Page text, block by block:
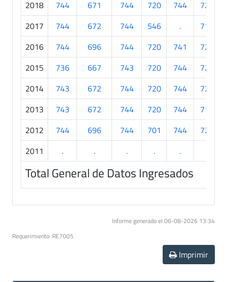
2018
744 671 744 720 744 720
2017
744 672 744 546 . 716
2016
744 696 744 720 741 720
2015
736 667 743 720 744 720
2014
743 672 744 720 744 720
2013
743 672 744 720 744 719
2012
744 696 744 701 744 720
2011
. . . . .
Total General de Datos Ingresados
Informe generado el 06-08-2026 13:34
Requerimiento: RE7005
Imprimir